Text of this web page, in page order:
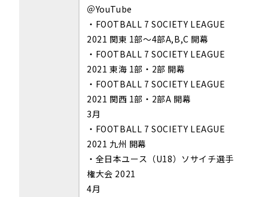
＠YouTube
・FOOTBALL 7 SOCIETY LEAGUE
2021 関東 1部～4部A,B,C 開幕
・FOOTBALL 7 SOCIETY LEAGUE
2021 東海 1部・2部 開幕
・FOOTBALL 7 SOCIETY LEAGUE
2021 関西 1部・2部A 開幕
3月
・FOOTBALL 7 SOCIETY LEAGUE
2021 九州 開幕
・全日本ユース（U18）ソサイチ選手
権大会 2021
4月